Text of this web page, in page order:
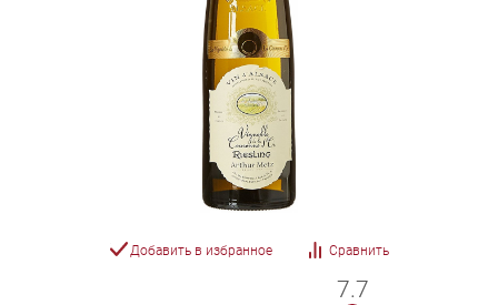
Добавить в избранное Сравнить
7.7
7.7